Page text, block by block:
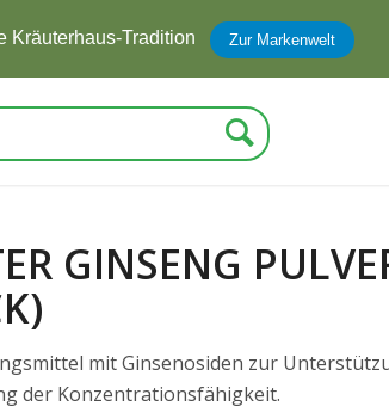
Kräuterhaus-Tradition Zur Markenwelt
Suche
GINSENG
mit Ginsenosiden zur
der Konzentrationsfähigkeit.